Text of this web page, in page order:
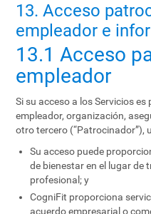
13. Acceso
empleador e
13.1 Acceso
empleador
Si su acceso a los Servicios
empleador, organización,
otro tercero (“Patrocinador”),
Su acceso puede
de bienestar en el lugar de
profesional; y
CogniFit proporciona
acuerdo empresarial o